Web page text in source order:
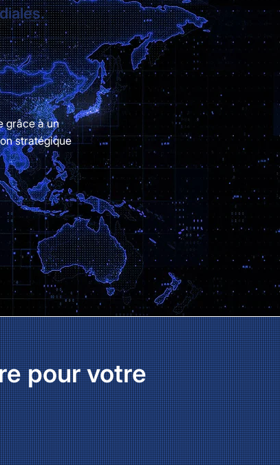
grâce à un
stratégique
pour votre